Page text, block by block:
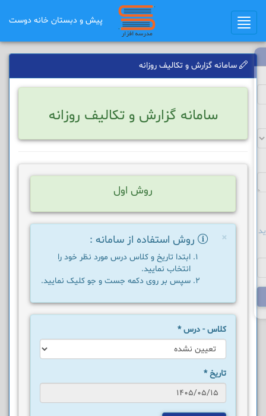
Toggle
navigation
پیش و دبستان خانه دوست
سامانه گزارش و تکالیف روزانه
سامانه گزارش و تکالیف روزانه
روش اول
× روش استفاده از سامانه :
ابتدا تاریخ و کلاس درس مورد نظر خود را
انتخاب نمایید.
سپس بر روی دکمه جست و جو کلیک نمایید.
کلاس - درس*
تاریخ*